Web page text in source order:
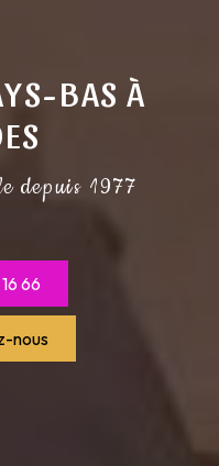
BAS À
depuis 1977
66
nous